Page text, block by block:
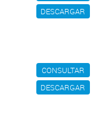
DESCARGAR
CONSULTAR
DESCARGAR